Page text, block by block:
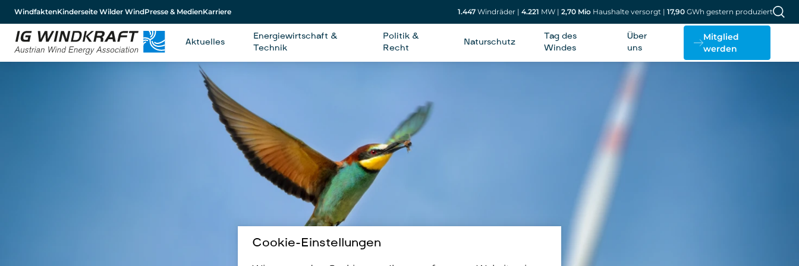
WindfaktenKinderseite Wilder WindPresse & MedienKarriere 1.447 Windräder | 4.221 MW | 2,70 Mio Haushalte versorgt | 17,90 GWh gestern produziert
Aktuelles
Energiewirtschaft &
Technik
Politik &
Recht
Naturschutz
Tag des
Windes
Über
uns
Mitglied
werden
Cookie-Einstellungen